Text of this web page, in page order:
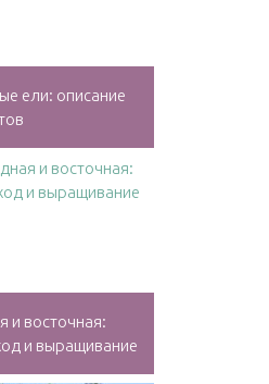
ели: описание
и восточная:
и выращивание